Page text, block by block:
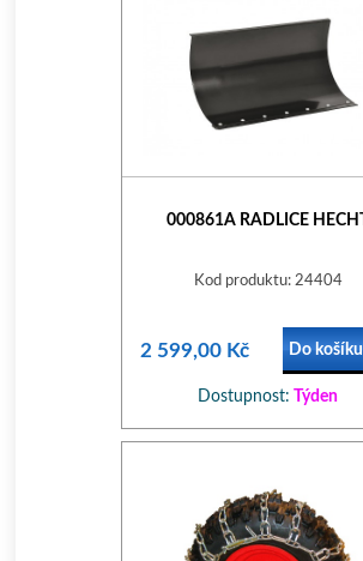
000861A RADLICE HECHT
Kod produktu: 24404
2 599,00 Kč Do košíku
Dostupnost: Týden